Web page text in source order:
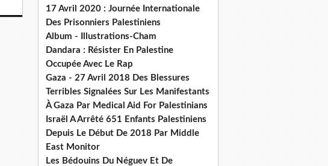
17 Avril 2020 : Journée Internationale
Des Prisonniers Palestiniens
Album - Illustrations-Cham
Dandara : Résister En Palestine
Occupée Avec Le Rap
Gaza - 27 Avril 2018 Des Blessures
Terribles Signalées Sur Les Manifestants
À Gaza Par Medical Aid For Palestinians
Israël A Arrêté 651 Enfants Palestiniens
Depuis Le Début De 2018 Par Middle
East Monitor
Les Bédouins Du Néguev Et De